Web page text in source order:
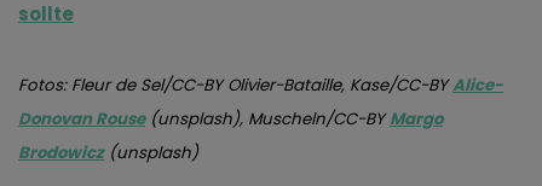
sollte
Fotos: Fleur de Sel/CC-BY Olivier-Bataille, Kase/CC-BYAlice-
Donovan Rouse(unsplash), Muscheln/CC-BYMargo
Brodowicz(unsplash)